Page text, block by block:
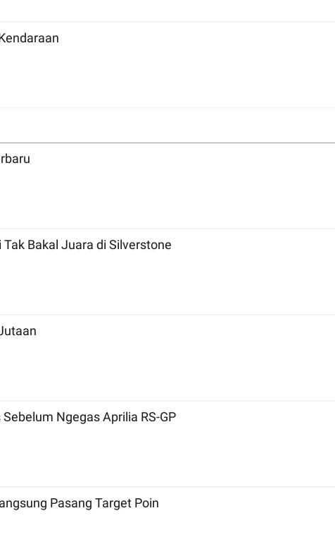
MotoGP 2026 Inggris: Bicara Tradisi, Marc Marquez dan Marco Bezzecchi Tak Bakal Juara di Silverstone
Ngegas Aprilia RS-GP
Pasang Target Poin